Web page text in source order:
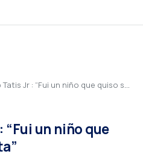
Jr : “Fui un niño que quiso ser futbolista”
“Fui un niño que